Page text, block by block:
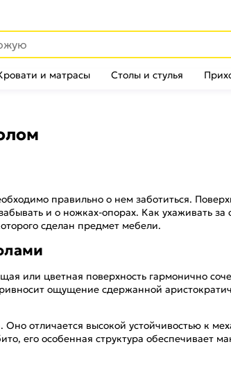
и матрасы Столы и стулья
правильно о нем заботиться.
и о ножках-опорах. Как ухаживать
сделан предмет мебели.
или цветная поверхность гармонично
ощущение сдержанной
Оно отличается высокой устойчивостью к
его особенная структура